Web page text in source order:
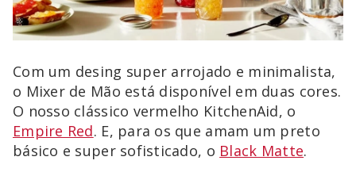
Com um desing super arrojado e minimalista,
o Mixer de Mão está disponível em duas cores.
O nosso clássico vermelho KitchenAid, o
Empire Red. E, para os que amam um preto
básico e super sofisticado, o Black Matte.